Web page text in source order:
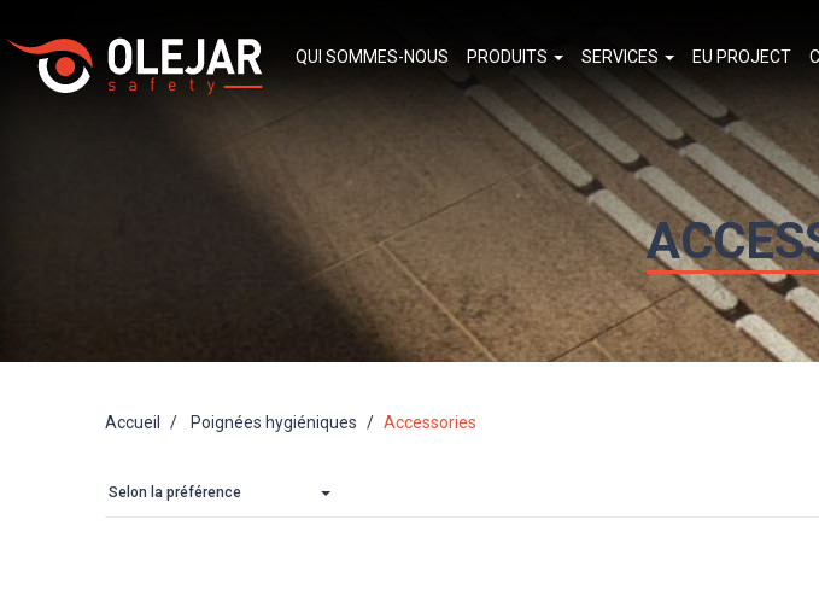
Accueil Poignées hygiéniques Accessories
Selon la préférence
QUI SOMMES-NOUS PRODUITS SERVICES EU PROJECT